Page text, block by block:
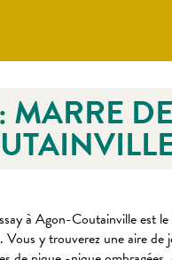
MARRE
à Agon-Coutainville est
y trouverez une aire de